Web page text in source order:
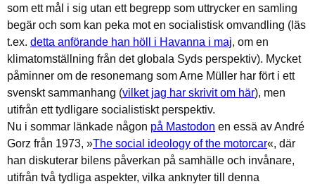
som ett mål i sig utan ett begrepp som uttrycker en samling
begär och som kan peka mot en socialistisk omvandling (läs
t.ex. detta anförande han höll i Havanna i maj, om en
klimatomställning från det globala Syds perspektiv). Mycket
påminner om de resonemang som Arne Müller har fört i ett
svenskt sammanhang (vilket jag har skrivit om här), men
utifrån ett tydligare socialistiskt perspektiv.
Nu i sommar länkade någon på Mastodon en essä av André
Gorz från 1973, »The social ideology of the motorcar«, där
han diskuterar bilens påverkan på samhälle och invånare,
utifrån två tydliga aspekter, vilka anknyter till denna